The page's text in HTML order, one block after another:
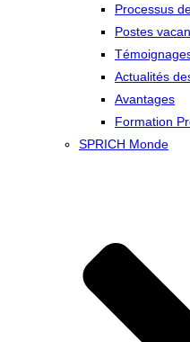
Processus
Postes
Actualités
Avantages
Formation
SPRICH Monde